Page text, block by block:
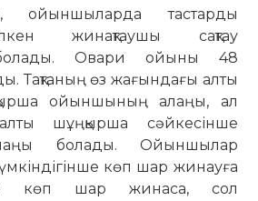
ойыншыларда тастарды
жинақтаушы сақтау
Овари ойыны 48
Тақтаның өз жағындағы алты
ойыншының алаңы, ал
шұңқырша сәйкесінше
болады. Ойыншылар
көп шар жинауға
көп шар жинаса, сол